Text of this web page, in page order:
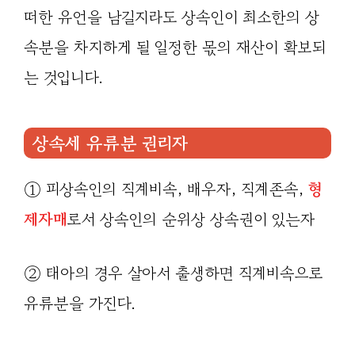
떠한 유언을 남길지라도 상속인이 최소한의 상
속분을 차지하게 될 일정한 몫의 재산이 확보되
는 것입니다.
상속세 유류분 권리자
① 피상속인의 직계비속, 배우자, 직계존속, 형
제자매로서 상속인의 순위상 상속권이 있는자
② 태아의 경우 살아서 출생하면 직계비속으로
유류분을 가진다.